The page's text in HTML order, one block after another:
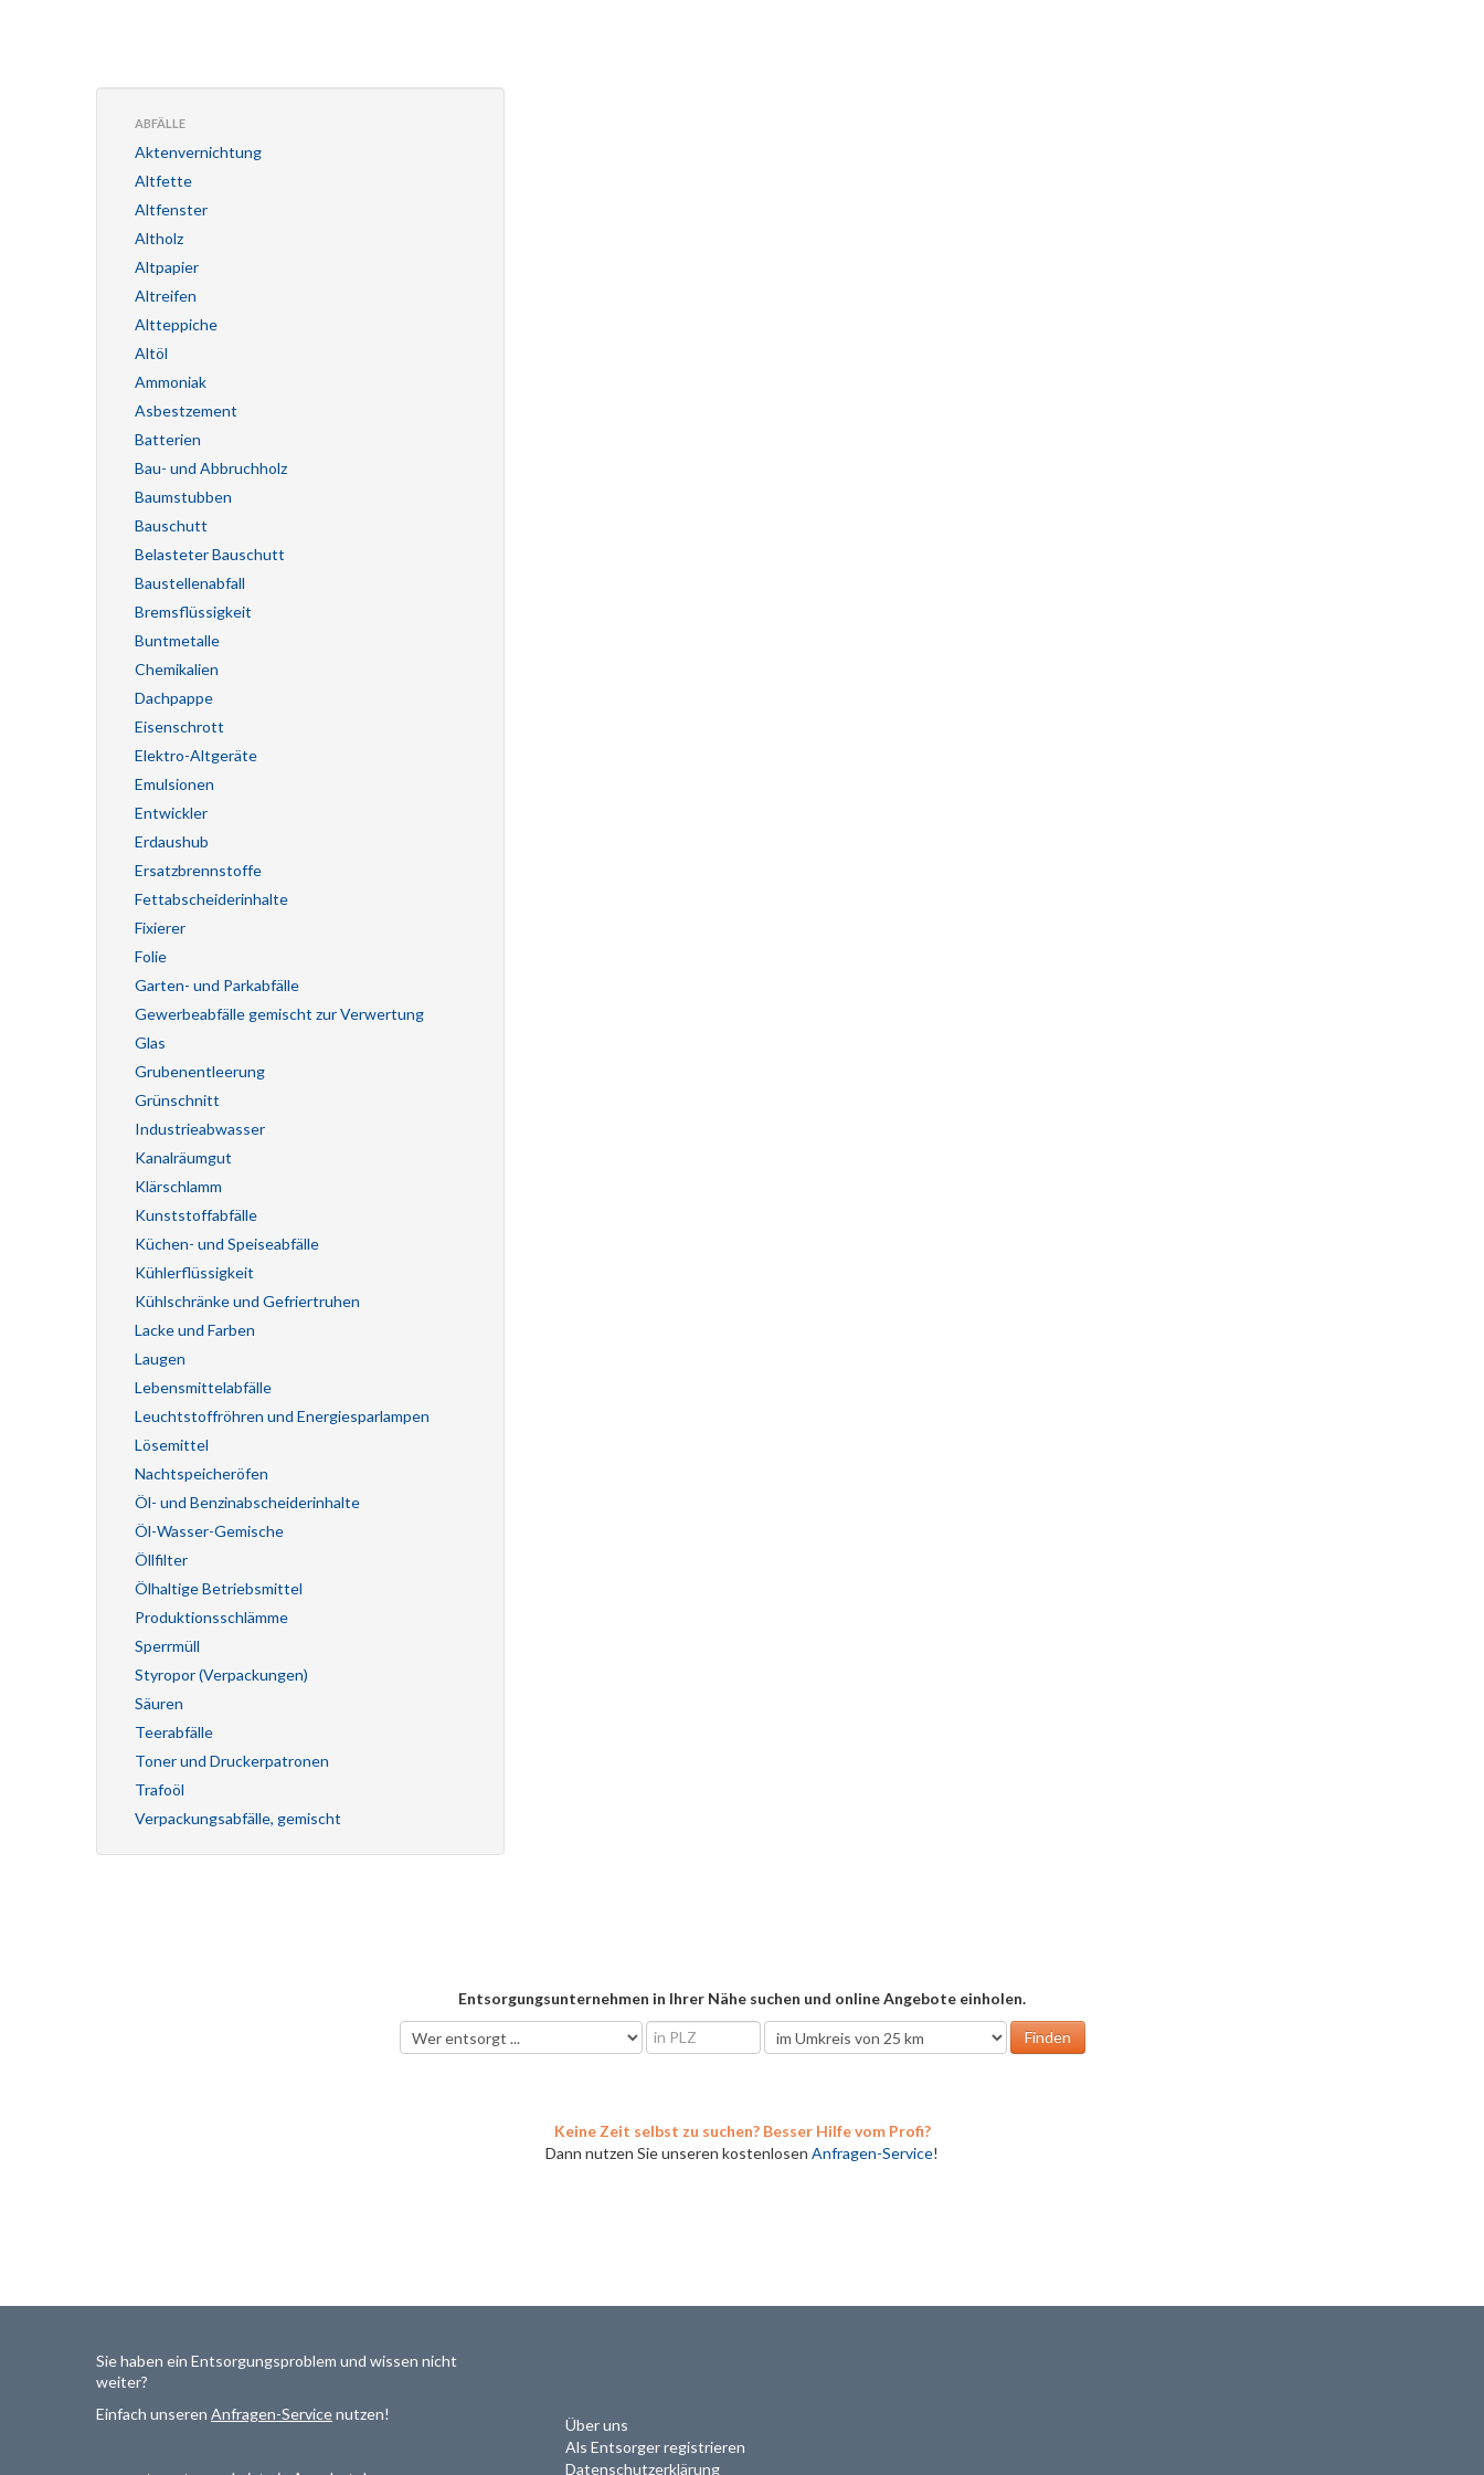
ABFÄLLE
Aktenvernichtung
Altfette
Altfenster
Altholz
Altpapier
Altreifen
Altteppiche
Altöl
Ammoniak
Asbestzement
Batterien
Bau- und Abbruchholz
Baumstubben
Bauschutt
Belasteter Bauschutt
Baustellenabfall
Bremsflüssigkeit
Buntmetalle
Chemikalien
Dachpappe
Eisenschrott
Elektro-Altgeräte
Emulsionen
Entwickler
Erdaushub
Ersatzbrennstoffe
Fettabscheiderinhalte
Fixierer
Folie
Garten- und Parkabfälle
Gewerbeabfälle gemischt zur Verwertung
Glas
Grubenentleerung
Grünschnitt
Industrieabwasser
Kanalräumgut
Klärschlamm
Kunststoffabfälle
Küchen- und Speiseabfälle
Kühlerflüssigkeit
Kühlschränke und Gefriertruhen
Lacke und Farben
Laugen
Lebensmittelabfälle
Leuchtstoffröhren und Energiesparlampen
Lösemittel
Nachtspeicheröfen
Öl- und Benzinabscheiderinhalte
Öl-Wasser-Gemische
Öllfilter
Ölhaltige Betriebsmittel
Produktionsschlämme
Sperrmüll
Styropor (Verpackungen)
Säuren
Teerabfälle
Toner und Druckerpatronen
Trafoöl
Verpackungsabfälle, gemischt
Entsorgungsunternehmen in Ihrer Nähe suchen und online Angebote einholen.
Keine Zeit selbst zu suchen? Besser Hilfe vom Profi?
Dann nutzen Sie unseren kostenlosen Anfragen-Service!
Sie haben ein Entsorgungsproblem und wissen nicht
weiter?
Einfach unseren Anfragen-Servicenutzen!
Über uns
Als Entsorger registrieren
Datenschutzerklärung